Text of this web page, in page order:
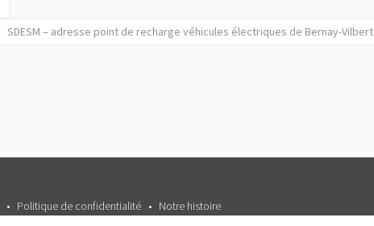
SDESM – adresse point de recharge véhicules électriques de Bernay-Vilbert
Politique de confidentialité Notre histoire